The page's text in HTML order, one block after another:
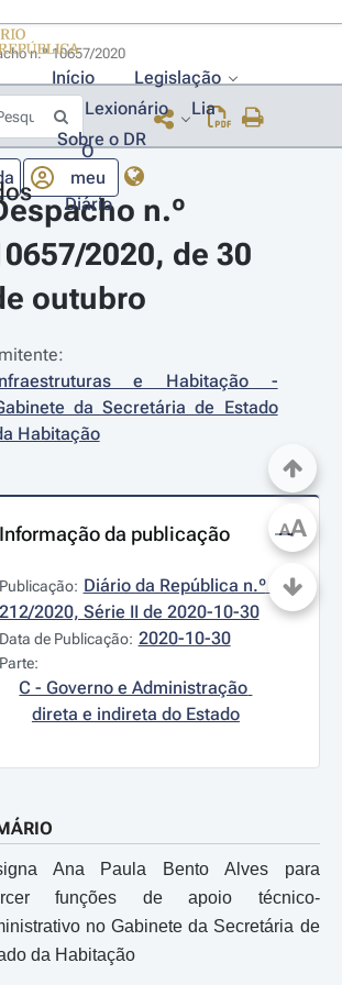
Início
Legislação
Lexionário
Lia
Sobre o DR
O
meu
Diário
n.º
2020, de 30
outubro
e Habitação -
da Secretária de Estado
Habitação
Informação da publicação
Publicação: Diário da República n.º
212/2020, Série II de 2020-10-30
Data de Publicação: 2020-10-30
Parte:
C - Governo e Administração
direta e indireta do Estado
Ana Paula Bento Alves para
funções de apoio técnico-
no Gabinete da Secretária de
da Habitação
AA